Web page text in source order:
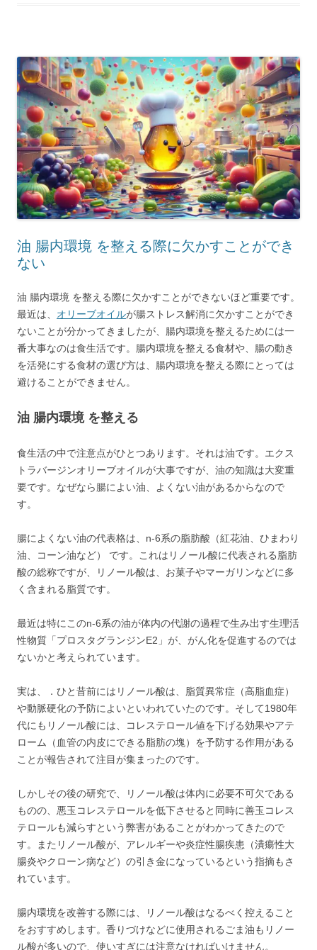
油 腸内環境 を整える際に欠かすことができ
ない
油 腸内環境 を整える際に欠かすことができないほど重要です。
最近は、 オリーブオイルが腸ストレス解消に欠かすことができ
ないことが分かってきましたが、腸内環境を整えるためには一
番大事なのは食生活です。腸内環境を整える食材や、腸の動き
を活発にする食材の選び方は、腸内環境を整える際にとっては
避けることができません。
油 腸内環境 を整える
食生活の中で注意点がひとつあります。それは油です。エクス
トラバージンオリーブオイルが大事ですが、油の知識は大変重
要です。なぜなら腸によい油、よくない油があるからなので
す。
腸によくない油の代表格は、n-6系の脂肪酸（紅花油、ひまわり
油、コーン油など） です。これはリノール酸に代表される脂肪
酸の総称ですが、リノール酸は、お菓子やマーガリンなどに多
く含まれる脂質です。
最近は特にこのn-6系の油が体内の代謝の過程で生み出す生理活
性物質「プロスタグランジンE2」が、がん化を促進するのでは
ないかと考えられています。
実は、．ひと昔前にはリノール酸は、脂質異常症（高脂血症）
や動脈硬化の予防によいといわれていたのです。そして1980年
代にもリノール酸には、コレステロール値を下げる効果やアテ
ローム（血管の内皮にできる脂肪の塊）を予防する作用がある
ことが報告されて注目が集まったのです。
しかしその後の研究で、リノール酸は体内に必要不可欠である
ものの、悪玉コレステロールを低下させると同時に善玉コレス
テロールも減らすという弊害があることがわかってきたので
す。またリノール酸が、アレルギーや炎症性腸疾患（潰瘍性大
腸炎やクローン病など）の引き金になっているという指摘もさ
れています。
腸内環境を改善する際には、リノール酸はなるべく控えること
をおすすめします。香りづけなどに使用されるごま油もリノー
ル酸が多いので、使いすぎには注意なければいけません。